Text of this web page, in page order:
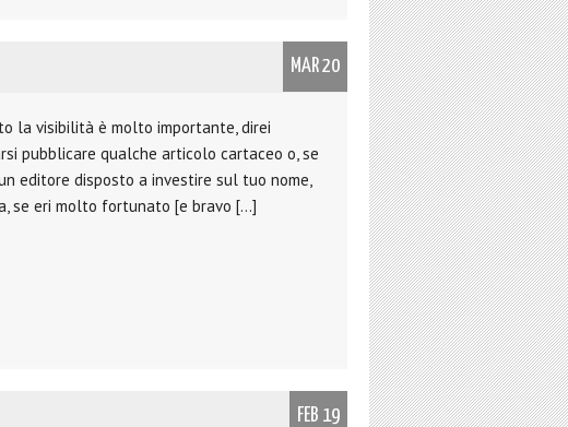
MAR 20
la visibilità è molto importante, direi
pubblicare qualche articolo cartaceo o, se
editore disposto a investire sul tuo nome,
se eri molto fortunato [e bravo […]
FEB 19